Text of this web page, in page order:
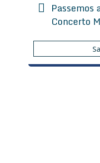
Passemos
Concerto